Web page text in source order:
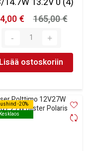
€
165,00 €
Lisää ostoskoriin
-20%
Kesklaos
-20%
Kesklaos